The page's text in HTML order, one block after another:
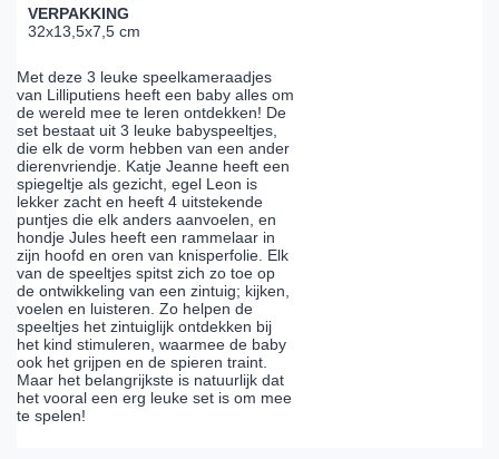
VERPAKKING
32x13,5x7,5 cm
Met deze 3 leuke speelkameraadjes
van Lilliputiens heeft een baby alles om
de wereld mee te leren ontdekken! De
set bestaat uit 3 leuke babyspeeltjes,
die elk de vorm hebben van een ander
dierenvriendje. Katje Jeanne heeft een
spiegeltje als gezicht, egel Leon is
lekker zacht en heeft 4 uitstekende
puntjes die elk anders aanvoelen, en
hondje Jules heeft een rammelaar in
zijn hoofd en oren van knisperfolie. Elk
van de speeltjes spitst zich zo toe op
de ontwikkeling van een zintuig; kijken,
voelen en luisteren. Zo helpen de
speeltjes het zintuiglijk ontdekken bij
het kind stimuleren, waarmee de baby
ook het grijpen en de spieren traint.
Maar het belangrijkste is natuurlijk dat
het vooral een erg leuke set is om mee
te spelen!